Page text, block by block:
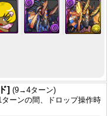
] (9→4ターン)
ーンの間、ドロップ操作時